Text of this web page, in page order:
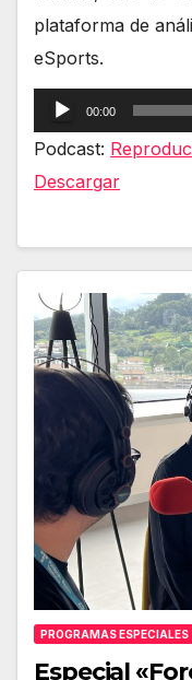
plataforma de
eSports.
Reproductor
de
00:00
Podcast:
Descargar
PROGRAMAS ESPECIALES
Especial